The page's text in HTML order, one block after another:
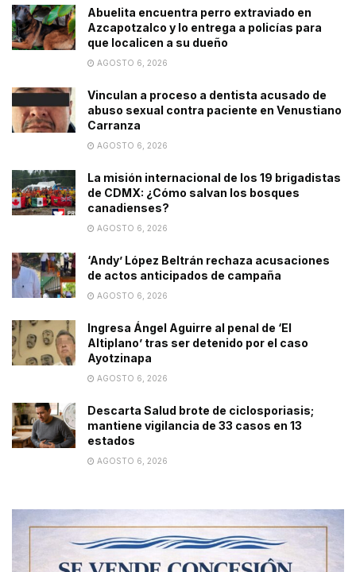
Abuelita encuentra perro extraviado en
Azcapotzalco y lo entrega a policías para
que localicen a su dueño
AGOSTO 6, 2026
Vinculan a proceso a dentista acusado de
abuso sexual contra paciente en Venustiano
Carranza
AGOSTO 6, 2026
La misión internacional de los 19 brigadistas
de CDMX: ¿Cómo salvan los bosques
canadienses?
AGOSTO 6, 2026
‘Andy’ López Beltrán rechaza acusaciones
de actos anticipados de campaña
AGOSTO 6, 2026
Ingresa Ángel Aguirre al penal de ‘El
Altiplano’ tras ser detenido por el caso
Ayotzinapa
AGOSTO 6, 2026
Descarta Salud brote de ciclosporiasis;
mantiene vigilancia de 33 casos en 13
estados
AGOSTO 6, 2026